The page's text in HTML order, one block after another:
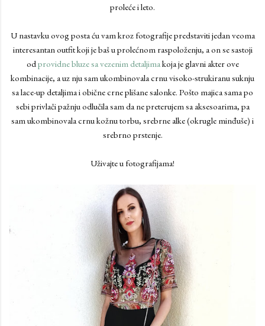
proleće i leto.
U nastavku ovog posta ću vam kroz fotografije predstaviti jedan veoma
interesantan outfit koji je baš u prolećnom raspoloženju, a on se sastoji
od providne bluze sa vezenim detaljima koja je glavni akter ove
kombinacije, a uz nju sam ukombinovala crnu visoko-strukiranu suknju
sa lace-up detaljima i obične crne plišane salonke. Pošto majica sama po
sebi privlači pažnju odlučila sam da ne preterujem sa aksesoarima, pa
sam ukombinovala crnu kožnu torbu, srebrne alke (okrugle minđuše) i
srebrno prstenje.
Uživajte u fotografijama!